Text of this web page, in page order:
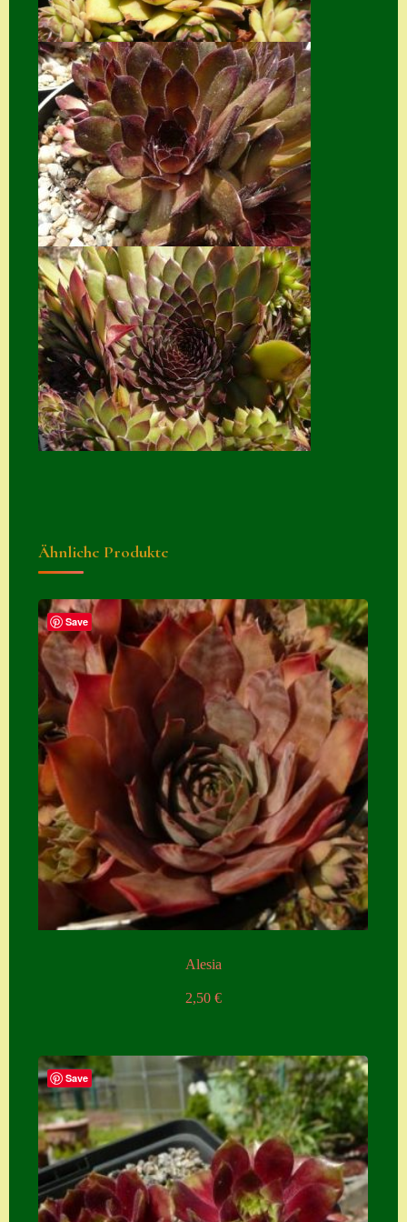
Suche
Sue Thomas
Translator
Versand
Versand von
Semps
Warenkorb
Warenkorb
Widerrufsbelehru
ng
Zahlung
Zahlungs- &
Versandinfos
Zubehör
Ähnliche Produkte
Save
Alesia
2,50 €
Save